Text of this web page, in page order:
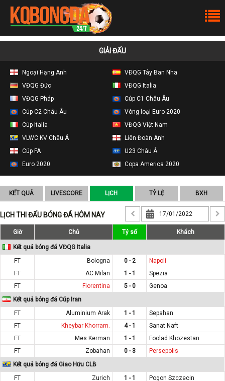
GIẢI ĐẤU
Ngoại Hạng Anh
VĐQG Tây Ban Nha
VĐQG Đức
VĐQG Italia
VĐQG Pháp
Cúp C1 Châu Âu
Cúp C2 Châu Âu
Vòng loại Euro 2020
Cúp Italia
VĐQG Việt Nam
VLWC KV Châu Á
Liên Đoàn Anh
Cúp FA
U23 Châu Á
Euro 2020
Copa America 2020
KẾT QUẢ LIVESCORE LỊCH TỶ LỆ BXH
LỊCH THI ĐẤU BÓNG ĐÁ HÔM NAY
Giờ Chủ Tỷ số Khách
Kết quả bóng đá VĐQG Italia
FT
Bologna 0 - 2
Napoli
FT
AC Milan 1 - 1
Spezia
FT
Fiorentina 5 - 0
Genoa
Kết quả bóng đá Cúp Iran
FT
Aluminium Arak 1 - 1
Sepahan
FT
Kheybar Khorram. 4 - 1
Sanat Naft
FT
Mes Kerman 1 - 1
Foolad Khozestan
FT
Zobahan 0 - 3
Persepolis
Kết quả bóng đá Giao Hữu CLB
FT
Zurich 1 - 1
Pogon Szczecin